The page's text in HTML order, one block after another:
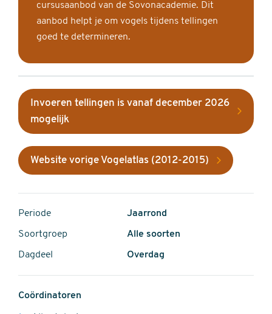
cursusaanbod van de Sovonacademie. Dit
aanbod helpt je om vogels tijdens tellingen
goed te determineren.
Invoeren tellingen is vanaf december 2026
mogelijk
Website vorige Vogelatlas (2012-2015)
Periode Jaarrond
Soortgroep Alle soorten
Dagdeel Overdag
Coördinatoren